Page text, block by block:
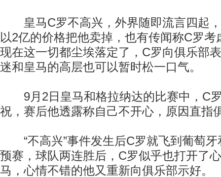
皇马C罗不高兴，外界随即流言四起，
以2亿的价格把他卖掉，也有传闻称C罗
现在这一切都尘埃落定了，C罗向俱乐部
迷和皇马的高层也可以暂时松一口气。
9月2日皇马和格拉纳达的比赛中，C
祝，赛后他透露称自己不开心，原因直指
“不高兴”事件发生后C罗就飞到葡萄牙
预赛，球队两连胜后，C罗似乎也打开了
马，心情不错的他又重新向俱乐部示好。